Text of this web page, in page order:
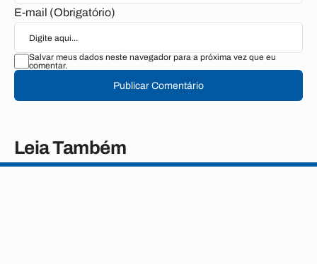
E-mail (Obrigatório)
Salvar meus dados neste navegador para a próxima vez que eu
comentar.
Publicar Comentário
Leia Também